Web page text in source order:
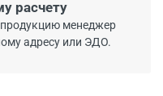
расчету
продукцию менеджер
адресу или ЭДО.